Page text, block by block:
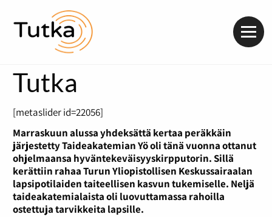
Tutka
[metaslider id=22056]
Marraskuun alussa yhdeksättä kertaa peräkkäin
järjestetty Taideakatemian Yö oli tänä vuonna ottanut
ohjelmaansa hyväntekeväisyyskirpputorin. Sillä
kerättiin rahaa Turun Yliopistollisen Keskussairaalan
lapsipotilaiden taiteellisen kasvun tukemiselle. Neljä
taideakatemialaista oli luovuttamassa rahoilla
ostettuja tarvikkeita lapsille.